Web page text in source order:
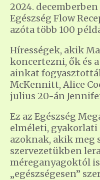
2024.
Egészség Flow
azóta több 100
Hírességek, akik
koncertezni, ők és
ainkat
McKennitt, Alice
julius 20-án
Ez az Egészség
elméleti,
azoknak, akik meg
szervezetükben
méreganyagoktól
„egészségesen”